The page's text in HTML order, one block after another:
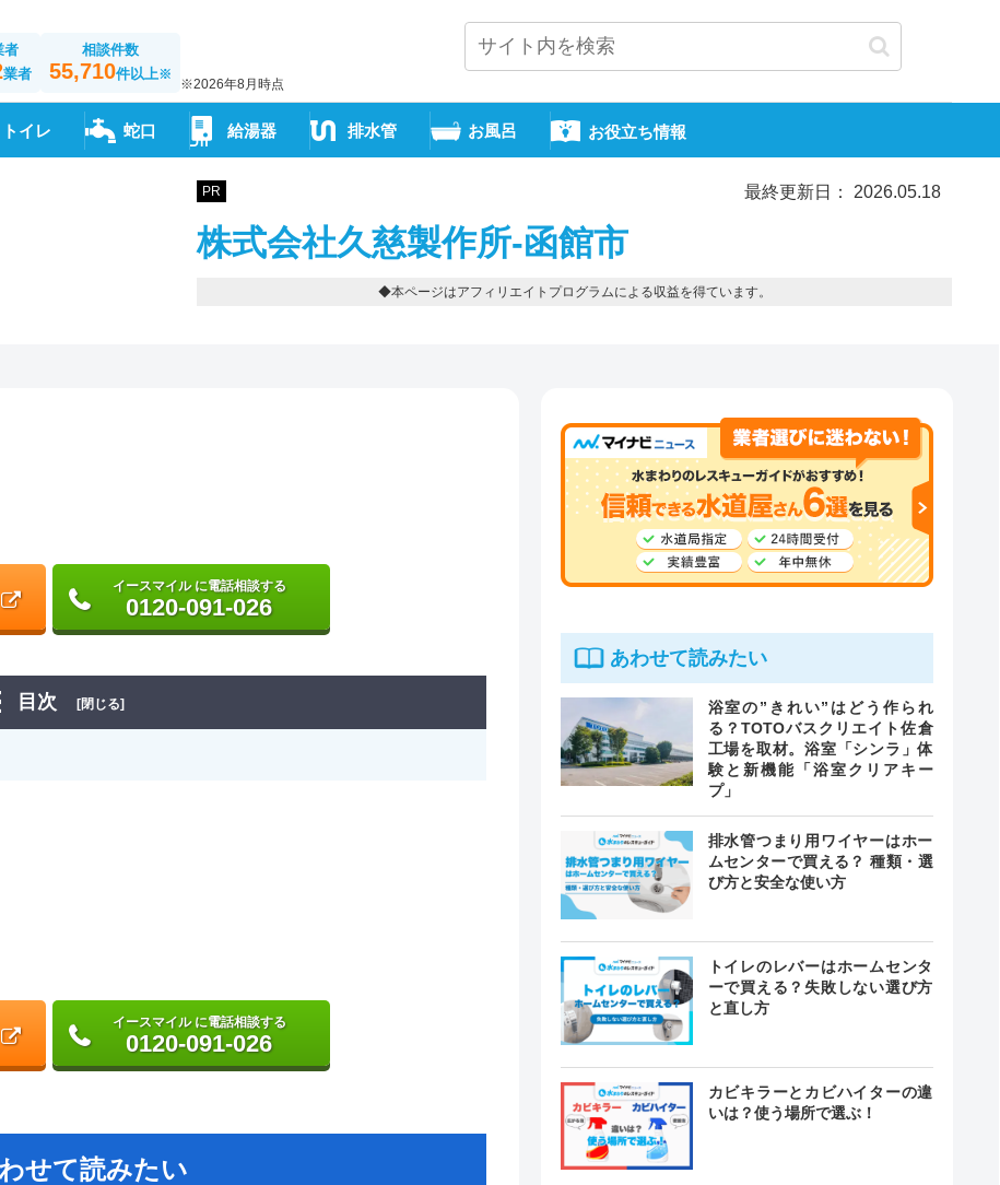
者
業者
相談件数
55,710件以上※
※2026年8月時点
トイレ 蛇口 給湯器 排水管 お風呂 お役立ち情報
PR 最終更新日： 2026.05.18
株式会社久慈製作所-函館市
◆本ページはアフィリエイトプログラムによる収益を得ています。
イースマイル に電話相談する
0120-091-026
目次 [閉じる]
イースマイル に電話相談する
0120-091-026
せて読みたい
あわせて読みたい
浴室の”きれい”はどう作られ
る？TOTOバスクリエイト佐倉
工場を取材。浴室「シンラ」体
験と新機能「浴室クリアキー
プ」
排水管つまり用ワイヤーはホー
ムセンターで買える？ 種類・選
び方と安全な使い方
トイレのレバーはホームセンタ
ーで買える？失敗しない選び方
と直し方
カビキラーとカビハイターの違
いは？使う場所で選ぶ！